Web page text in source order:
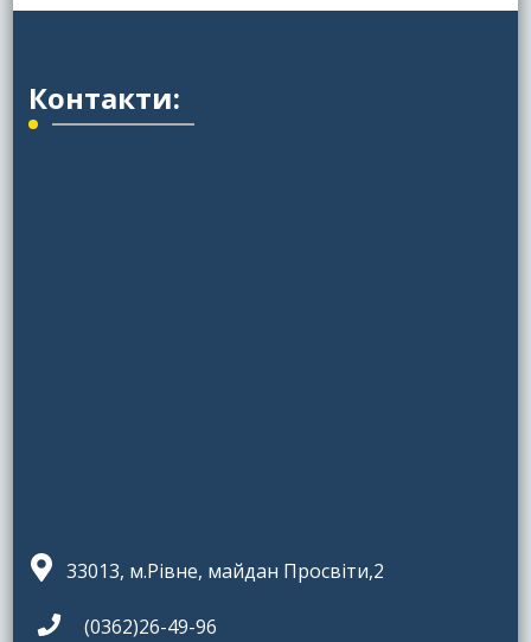
Контакти:
33013, м.Рівне, майдан Просвіти,2
(0362)26-49-96